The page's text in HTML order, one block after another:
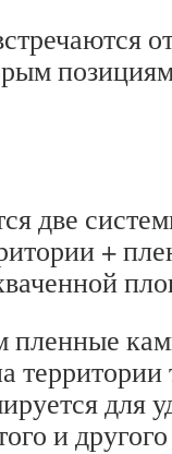
две
+
пленные
для
и